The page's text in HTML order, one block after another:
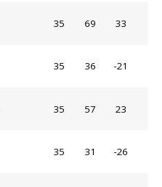
35 69 33
35 36 -21
35 57 23
35 31 -26